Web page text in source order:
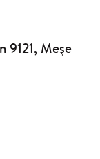
9121, Meşe